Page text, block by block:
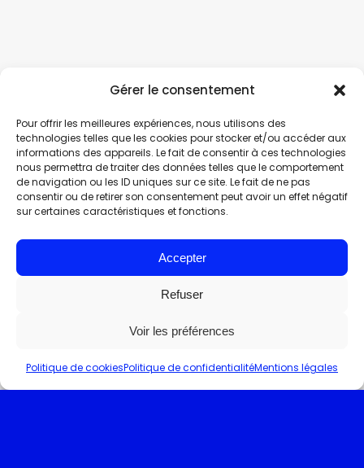
Gérer le consentement
Pour offrir les meilleures expériences, nous utilisons des
technologies telles que les cookies pour stocker et/ou accéder aux
informations des appareils. Le fait de consentir à ces technologies
nous permettra de traiter des données telles que le comportement
de navigation ou les ID uniques sur ce site. Le fait de ne pas
consentir ou de retirer son consentement peut avoir un effet négatif
sur certaines caractéristiques et fonctions.
Accepter
Refuser
Voir les préférences
Politique de cookiesPolitique de confidentialitéMentions légales